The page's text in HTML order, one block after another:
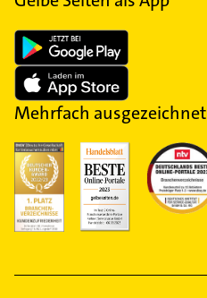
Mehrfach ausgezeichnet